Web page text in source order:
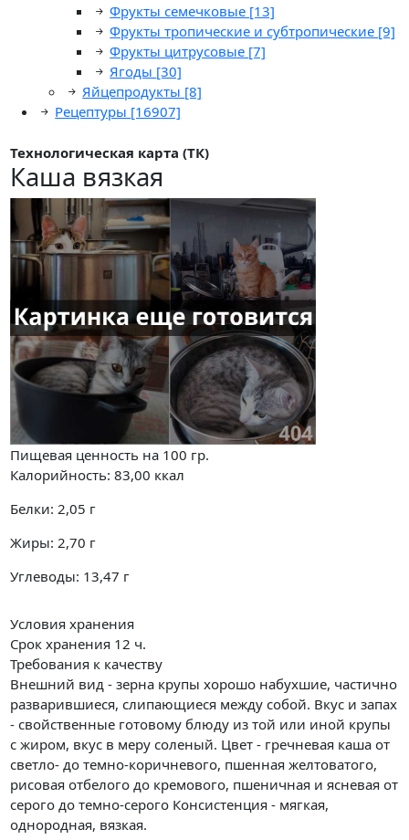
Фрукты семечковые [13]
Фрукты тропические и субтропические [9]
Фрукты цитрусовые [7]
Ягоды [30]
Яйцепродукты [8]
Рецептуры [16907]
Технологическая карта (ТК)
Каша вязкая
Пищевая ценность на 100 гр.
Калорийность: 83,00 ккал
Белки: 2,05 г
Жиры: 2,70 г
Углеводы: 13,47 г
Условия хранения
Срок хранения 12 ч.
Требования к качеству
Внешний вид - зерна крупы хорошо набухшие, частично
разварившиеся, слипающиеся между собой. Вкус и запах
- свойственные готовому блюду из той или иной крупы
с жиром, вкус в меру соленый. Цвет - гречневая каша от
светло- до темно-коричневого, пшенная желтоватого,
рисовая отбелого до кремового, пшеничная и ясневая от
серого до темно-серого Консистенция - мягкая,
однородная, вязкая.